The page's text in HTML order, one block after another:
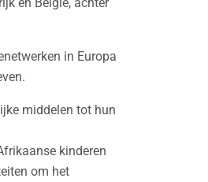
en België, achter
in Europa
middelen tot hun
kinderen
om het